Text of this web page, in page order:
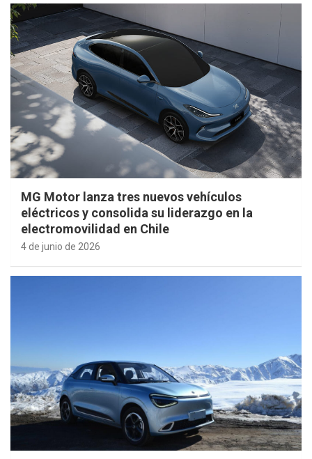
MG Motor lanza tres nuevos vehículos
eléctricos y consolida su liderazgo en la
electromovilidad en Chile
4 de junio de 2026